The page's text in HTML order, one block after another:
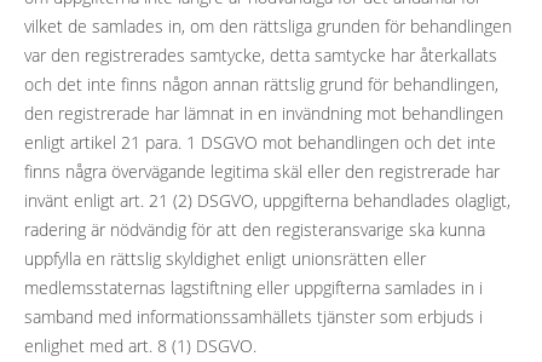
vilket de samlades in, om den rättsliga grunden för behandlingen
var den registrerades samtycke, detta samtycke har återkallats
och det inte finns någon annan rättslig grund för behandlingen,
den registrerade har lämnat in en invändning mot behandlingen
enligt artikel 21 para. 1 DSGVO mot behandlingen och det inte
finns några övervägande legitima skäl eller den registrerade har
invänt enligt art. 21 (2) DSGVO, uppgifterna behandlades olagligt,
radering är nödvändig för att den registeransvarige ska kunna
uppfylla en rättslig skyldighet enligt unionsrätten eller
medlemsstaternas lagstiftning eller uppgifterna samlades in i
samband med informationssamhällets tjänster som erbjuds i
enlighet med art. 8 (1) DSGVO.